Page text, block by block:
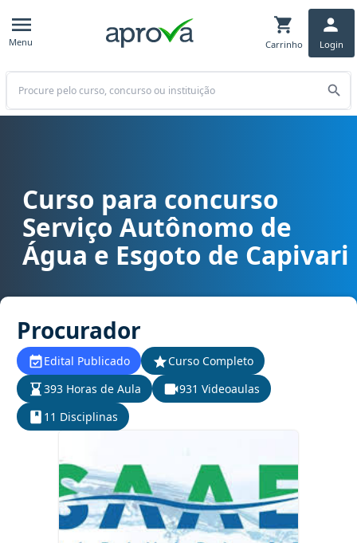
Menu Carrinho Login
Buscar
Curso para concurso SAAE - Serviço Autônomo de Água e Esgoto
Curso para concurso
Serviço Autônomo de
Água e Esgoto de Capivari
Procurador
Edital Publicado
Curso Completo
393 Horas de Aula
931 Videoaulas
11 Disciplinas